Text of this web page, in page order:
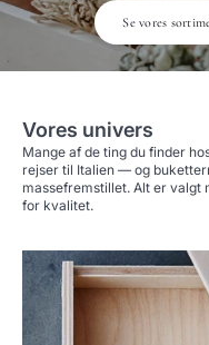
Se vores
Vores univers
Mange af de ting du finder
rejser til Italien — og
massefremstillet. Alt er valgt
for kvalitet.